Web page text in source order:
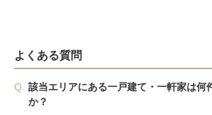
よくある質問
Q.
該当エリアにある一戸建て・一軒家は何
か？